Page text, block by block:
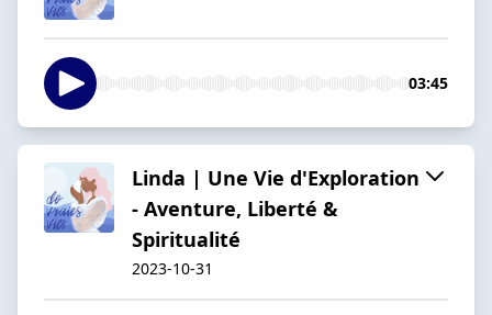
03:45
Linda | Une Vie d'Exploration
- Aventure, Liberté &
Spiritualité
2023-10-31